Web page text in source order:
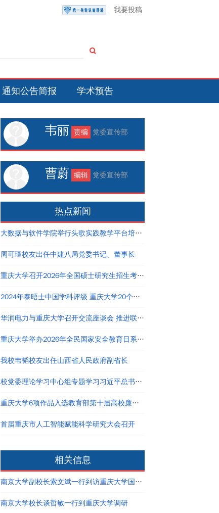
我要投稿
通知公告简报 学术预告
韦丽 责编 党委宣传部
曹蔚 编辑 党委宣传部
热点新闻
大数据与软件学院举行头歌实践教学平台培训会
周可璋校友出任中建八局党委书记、董事长
重庆大学召开2026年全国硕士研究生招生考试自命题评卷工作会议
2024年泰晤士中国学科评级 重庆大学20个学科评为A类
华润电力与重庆大学召开交流座谈会 推进联合研究院建设
重庆大学举办2026年全民国家安全教育日系列活动
我校韦韬校友出任山西省人民政府副省长
校党委理论学习中心组专题学习习近平总书记关于制定实施“十五五”规划的重要论述和重要指示
重庆大学6项作品入选教育部第十届高校廉洁教育系列活动优秀作品
首届重庆市人工智能赋能科学研究大会召开
相关信息
南京大学副校长索文斌一行到访重庆大学国家卓越工程师学院
南京大学校长谈哲敏一行到重庆大学调研